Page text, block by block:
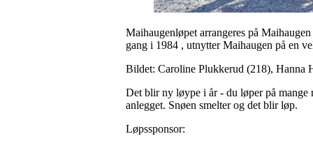
Maihaugenløpet arrangeres på
gang i 1984 , utnytter Maihaugen på en
Bildet: Caroline Plukkerud (218), Hanna
Det blir ny løype i år - du løper på mange
anlegget. Snøen smelter og det blir løp.
Løpssponsor: